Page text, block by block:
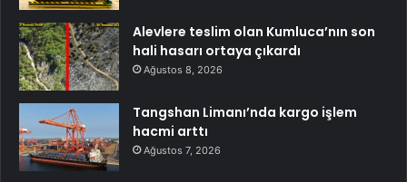
Alevlere teslim olan Kumluca’nın son
hali hasarı ortaya çıkardı
Ağustos 8, 2026
Tangshan Limanı’nda kargo işlem
hacmi arttı
Ağustos 7, 2026